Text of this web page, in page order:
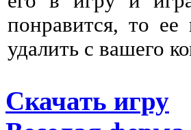
понравится, то
удалить с вашего
Скачать игру